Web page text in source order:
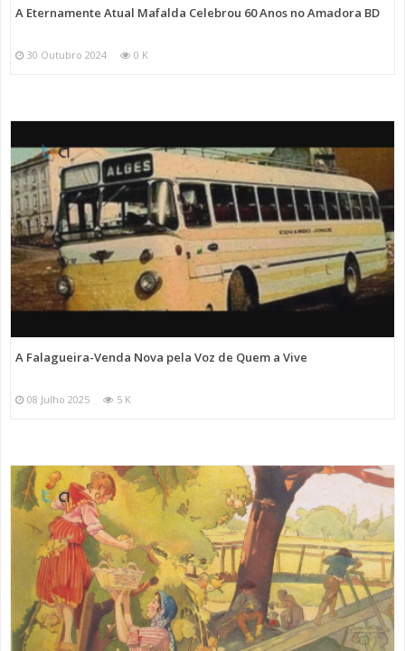
A Eternamente Atual Mafalda Celebrou 60 Anos no Amadora BD
30 Outubro 2024 0 K
A Falagueira-Venda Nova pela Voz de Quem a Vive
08 Julho 2025 5 K